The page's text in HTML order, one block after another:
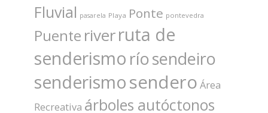
Fluvial pasarela Playa Ponte pontevedra
Puente riverruta de
senderismo ríosendeiro
senderismosendero Área
Recreativa árboles autóctonos